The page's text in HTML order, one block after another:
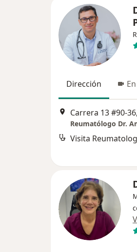
Dirección
Carrera 13 #90-
Visita